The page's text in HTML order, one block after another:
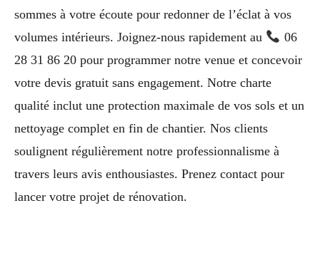
sommes à votre écoute pour redonner de l’éclat à vos
volumes intérieurs. Joignez-nous rapidement au
06
28 31 86 20 pour programmer notre venue et concevoir
votre devis gratuit sans engagement. Notre charte
qualité inclut une protection maximale de vos sols et un
nettoyage complet en fin de chantier. Nos clients
soulignent régulièrement notre professionnalisme à
travers leurs avis enthousiastes. Prenez contact pour
lancer votre projet de rénovation.